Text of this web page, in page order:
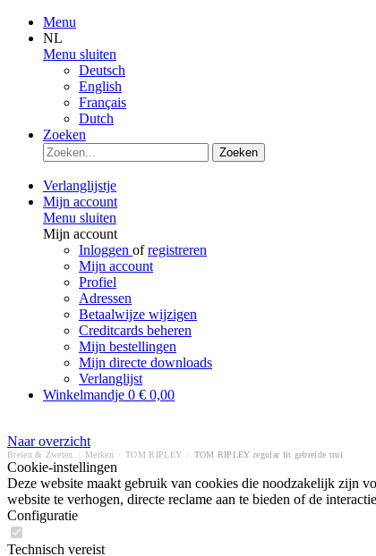
Menu
NL
Menu sluiten
Deutsch
English
Français
Dutch
Zoeken
Zoeken
Verlanglijstje
Mijn account
Menu sluiten
Mijn account
Inloggen ofregistreren
Mijn account
Profiel
Adressen
Betaalwijze wijzigen
Creditcards beheren
Mijn bestellingen
Mijn directe downloads
Verlanglijst
Winkelmandje 0 € 0,00
Naar overzicht
Breien & Zweten Merken TOM RIPLEY TOM RIPLEY regular fit gebreide trui
Cookie-instellingen
Deze website maakt gebruik van cookies die noodzakelijk zijn
website te verhogen, directe reclame aan te bieden of de
Configuratie
Technisch vereist